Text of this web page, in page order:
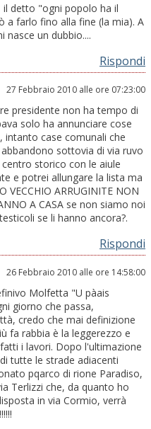
detto "ogni popolo ha il
a farlo fino alla fine (la mia). A
un dubbio....
Rispondi
27 Febbraio 2010 alle ore 07:23:00
presidente non ha tempo di
solo ha annunciare cose
intanto case comunali che
sottovia di via ruvo
storico con le aiule
e potrei allungare la lista ma
ARRUGINITE NON
A CASA se non siamo noi
se li hanno ancora?.
Rispondi
26 Febbraio 2010 alle ore 14:58:00
Molfetta "U pàais
giorno che passa,
credo che mai definizione
fa rabbia è la leggerezzo e
i lavori. Dopo l'ultimazione
tutte le strade adiacenti
pqarco di rione Paradiso,
Terlizzi che, da quanto ho
in via Cormio, verrà